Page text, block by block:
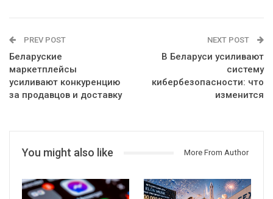
PREV POST
Беларуские
маркетплейсы
усиливают конкуренцию
за продавцов и доставку
NEXT POST
В Беларуси усиливают
систему
кибербезопасности: что
изменится
You might also like More From Author